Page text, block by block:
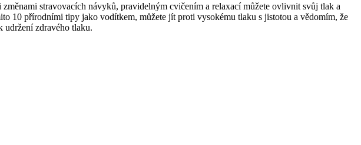
stravovacích návyků, pravidelným cvičením a relaxací můžete ovlivnit svůj tlak a
10 přírodními tipy jako vodítkem, můžete jít proti vysokému tlaku s jistotou a vědomím, že
udržení zdravého tlaku.